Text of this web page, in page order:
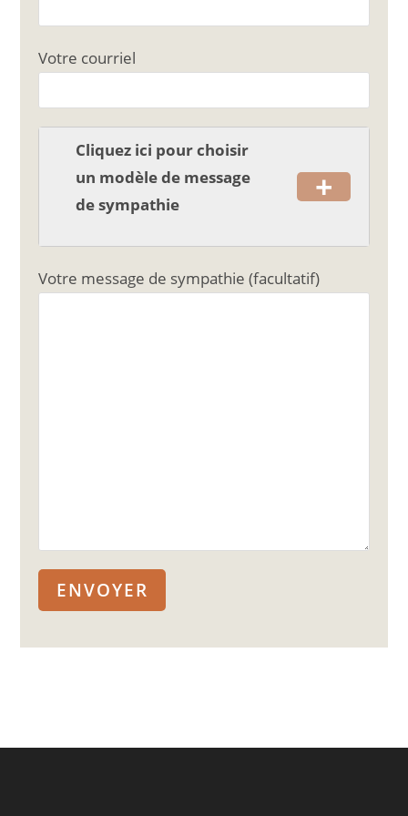
b
o
o
k
er
Votre courriel
Cliquez ici pour choisir
un modèle de message
de sympathie
+
Votre message de sympathie (facultatif)